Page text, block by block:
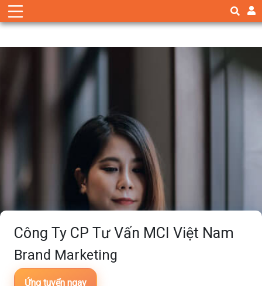
Công Ty CP Tư Vấn MCI Việt Nam
Brand Marketing
Ứng tuyển ngay